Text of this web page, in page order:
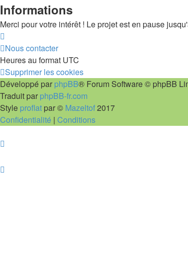
Informations
Merci pour votre intérêt ! Le projet est en pause
Nous contacter
Heures au format UTC
Supprimer les cookies
Développé par phpBB® Forum Software © phpBB
Traduit par phpBB-fr.com
Style proflat par © Mazeltof2017
Confidentialité | Conditions